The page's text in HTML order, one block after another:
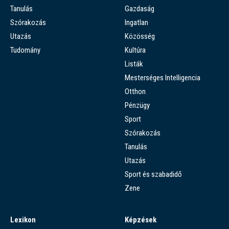
Tanulás
Szórakozás
Utazás
Tudomány
Gazdaság
Ingatlan
Közösség
Kultúra
Listák
Mesterséges Intelligencia
Otthon
Pénzügy
Sport
Szórakozás
Tanulás
Utazás
Sport és szabadidő
Zene
Lexikon
Képzések